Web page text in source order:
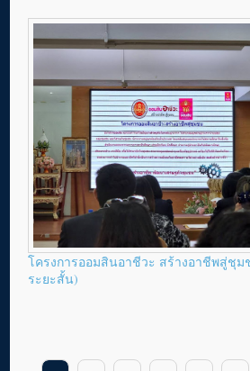
โครงการออมสินอาชีวะ สร้างอาชีพสู่ชุม
ระยะสั้น)